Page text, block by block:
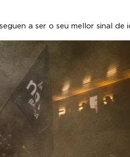
a ser o seu mellor sinal de